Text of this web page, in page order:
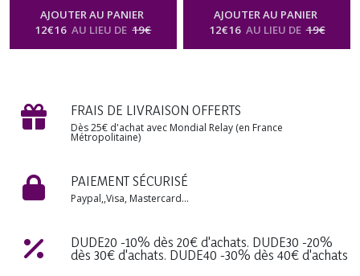
Femme – Bien-être &
Relaxation – Cadeau
AJOUTER AU PANIER
12€16 AU LIEU DE 19€
Femme – Bien-être &
Relaxation – Cadeau
AJOUTER AU PANIER
12€16 AU LIEU DE 19€
FRAIS DE LIVRAISON OFFERTS
Dès 25€ d'achat avec Mondial Relay (en France
Métropolitaine)
PAIEMENT SÉCURISÉ
Paypal,,Visa, Mastercard...
DUDE20 -10% dès 20€ d'achats. DUDE30 -20%
dès 30€ d'achats. DUDE40 -30% dès 40€ d'achats